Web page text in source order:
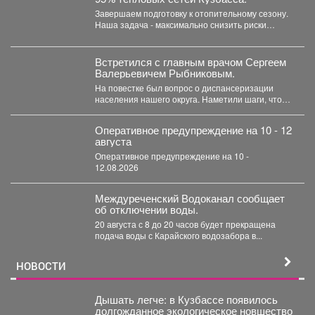
Завершаем подготовку к отопительному сезону.
Наша задача - максимально снизить риски
Встретился с главным врачом Сергеем
Валерьевичем Рыбниковым.
На повестке был вопрос о диспансеризации
населения нашего округа. Наметили шаги, чтобы
Оперативное предупреждение на 10 - 12
августа
Оперативное предупреждение на 10 -
12.08.2026
Междуреченский Водоканал сообщает
об отключении воды.
20 августа с 8 до 20 часов будет прекращена
подача воды с Карайского водозабора в...
НОВОСТИ
Дышать легче: в Кузбассе появилось
долгожданное экологическое новшество